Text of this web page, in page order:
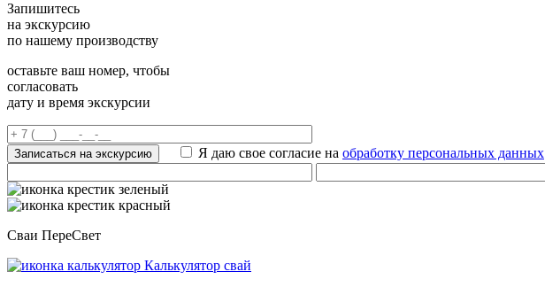
Запишитесь
на экскурсию
по нашему производству
оставьте ваш номер, чтобы
согласовать
дату и время экскурсии
Я даю свое согласие на обработку персональных данных
Сваи ПереСвет
Калькулятор свай